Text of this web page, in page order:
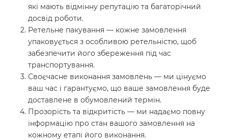
які мають відмінну репутацію та багаторічний
досвід роботи.
Ретельне пакування — кожне замовлення
упаковується з особливою ретельністю, щоб
забезпечити його збереження під час
транспортування.
Своєчасне виконання замовлень — ми цінуємо
ваш час і гарантуємо, що ваше замовлення буде
доставлене в обумовлений термін.
Прозорість та відкритість — ми надаємо повну
інформацію про стан вашого замовлення на
кожному етапі його виконання.